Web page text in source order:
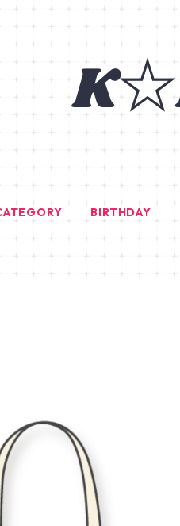
BIRTHDAY